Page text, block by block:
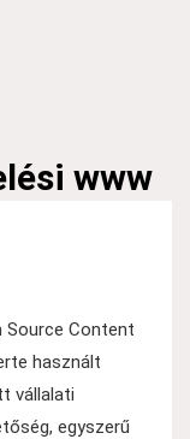
www
Source Content
használt
vállalati
egyszerű